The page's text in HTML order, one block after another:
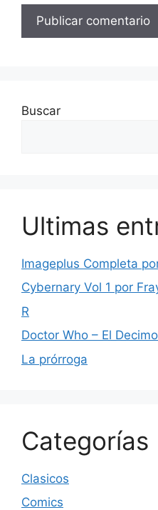
Buscar
Ultimas
Imageplus Completa
Cybernary Vol 1 por
R
Doctor Who – El
La prórroga
Categorías
Clasicos
Comics